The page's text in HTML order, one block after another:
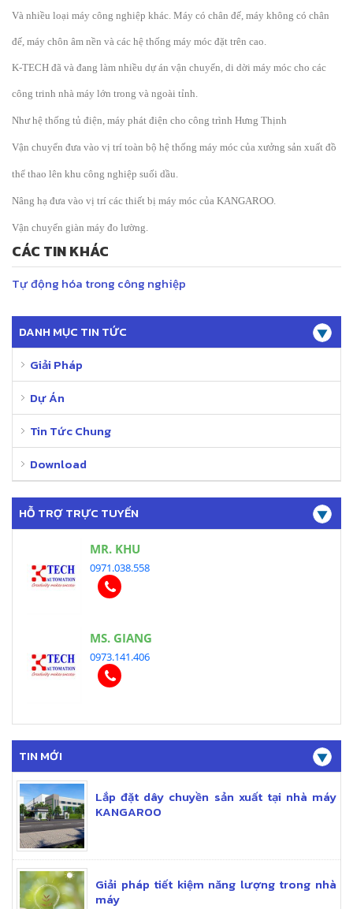
Và nhiều loại máy công nghiệp khác. Máy có chân đế, máy không có chân
đế, máy chôn âm nền và các hệ thống máy móc đặt trên cao.
K-TECH đã và đang làm nhiều dự án vận chuyển, di dời máy móc cho các
công trinh nhà máy lớn trong và ngoài tỉnh.
Như hệ thống tủ điện, máy phát điện cho công trình Hưng Thịnh
Vận chuyển đưa vào vị trí toàn bộ hệ thống máy móc của xưởng sản xuất đồ
thể thao lên khu công nghiệp suối dầu.
Nâng hạ đưa vào vị trí các thiết bị máy móc của KANGAROO.
Vận chuyển giàn máy đo lường.
CÁC TIN KHÁC
Tự động hóa trong công nghiệp
DANH MỤC TIN TỨC
Giải Pháp
Dự Án
Tin Tức Chung
Download
HỖ TRỢ TRỰC TUYẾN
MR. KHU
0971.038.558
MS. GIANG
0973.141.406
TIN MỚI
Lắp đặt dây chuyền sản xuất tại nhà máy
KANGAROO
Giải pháp tiết kiệm năng lượng trong nhà
máy